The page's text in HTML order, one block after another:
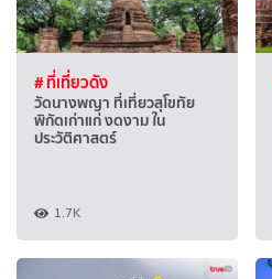
# ที่เที่ยวดัง
วัดนางพญา ที่เที่ยวสุโขทัย
พิกัดเก่าแก่ งดงาม ใน
ประวัติศาสตร์
1.7K